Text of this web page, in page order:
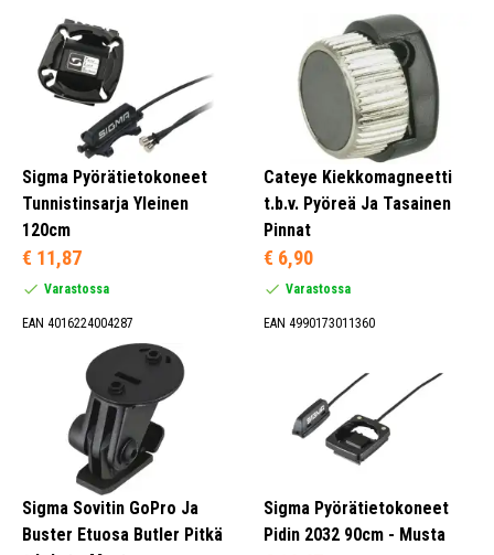
Sigma (52)
CatEye (18)
VDO (17)
Pro Bikegear (6)
Vihreä (1)
Oranssi (1)
Sovitin (2)
Kaukosäädin (1)
Rintanauha (1)
Sykenäyttö (2)
Sigma Pyörätietokoneet
Tunnistinsarja Yleinen
120cm
€ 11,87
Varastossa
EAN 4016224004287
Cateye Kiekkomagneetti
t.b.v. Pyöreä Ja Tasainen
Pinnat
€ 6,90
Varastossa
EAN 4990173011360
Sigma Sovitin GoPro Ja
Buster Etuosa Butler Pitkä
Sigma Pyörätietokoneet
Pidin 2032 90cm - Musta